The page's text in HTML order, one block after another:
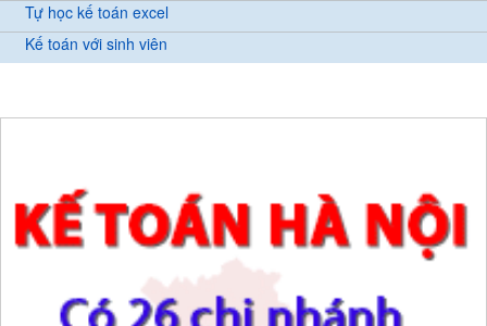
Tự học kế toán excel
Kế toán với sinh viên